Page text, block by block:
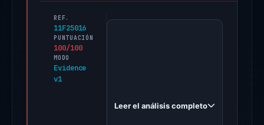
REF.
11F25016
PUNTUACIÓN
100/100
MODO
Evidence
v1
PhishDestroy
Aug
Leer el análisis completo